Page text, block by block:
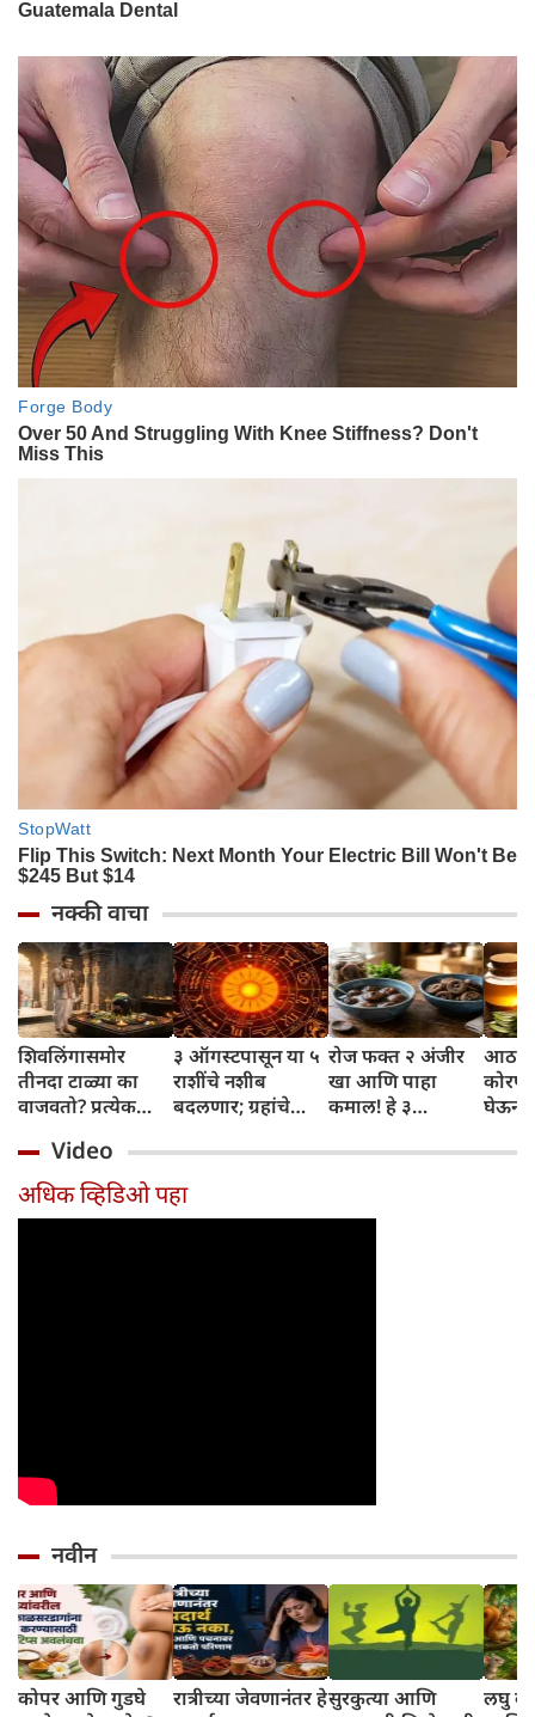
नक्की वाचा
शिवलिंगासमोर
तीनदा टाळ्या का
वाजवतो? प्रत्येक
जाणून घ्या
३ ऑगस्टपासून या ५
राशींचे नशीब
बदलणार; ग्रहांचे
संपतील आणि शुभ
दिवसांची सुरुवात
होईल
रोज फक्त २ अंजीर
खा आणि पाहा
कमाल! हे ३
तुम्हाला ठाऊक
घेऊन
Video
अधिक व्हिडिओ पहा
नवीन
कोपर आणि गुडघे
रात्रीच्या जेवणानंतर हेसुरकुत्या आणि
लघु